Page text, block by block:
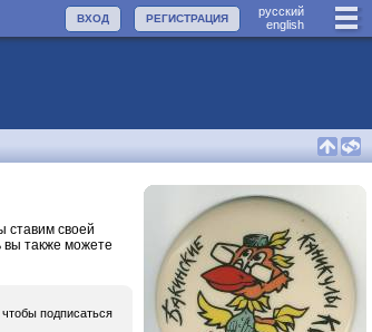
руccкий
english
РЕГИСТРАЦИЯ
ВХОД
ставим своей
вы также можете
, чтобы подписаться